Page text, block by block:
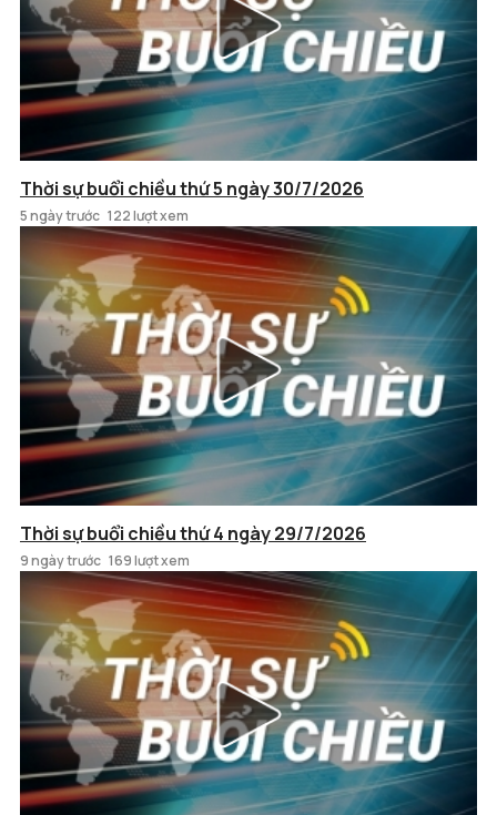
Thời sự buổi chiều thứ 5 ngày 30/7/2026
5 ngày trước 122 lượt xem
Thời sự buổi chiều thứ 4 ngày 29/7/2026
9 ngày trước 169 lượt xem